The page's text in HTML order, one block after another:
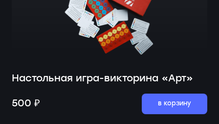
Настольная игра-викторина «Арт»
500 ₽
в корзину